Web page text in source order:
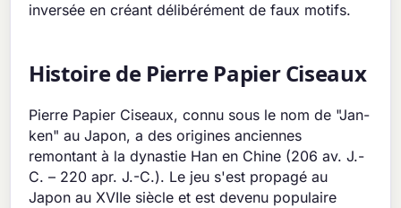
inversée en créant délibérément de faux motifs.
Histoire de Pierre Papier Ciseaux
Pierre Papier Ciseaux, connu sous le nom de "Jan-
ken" au Japon, a des origines anciennes
remontant à la dynastie Han en Chine (206 av. J.-
C. – 220 apr. J.-C.). Le jeu s'est propagé au
Japon au XVIIe siècle et est devenu populaire